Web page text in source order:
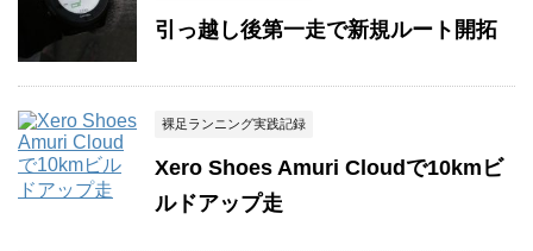
引っ越し後第一走で新規ルート開拓
裸足ランニング実践記録
Xero Shoes Amuri Cloudで10kmビ
ルドアップ走